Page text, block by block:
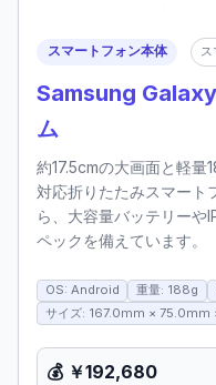
スマートフォン本体 ス
Samsung
ム
約17.5cmの大画面と軽
対応折りたたみスマート
ら、大容量バッテリーや
ペックを備えています。
OS: Android 重量: 188g
サイズ: 167.0mm × 75.0mm
💰 ￥192,680